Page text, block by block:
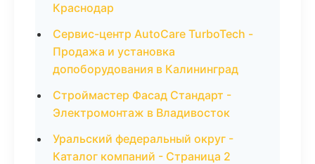
Краснодар
Сервис-центр AutoCare TurboTech -
Продажа и установка
допоборудования в Калининград
Строймастер Фасад Стандарт -
Электромонтаж в Владивосток
Уральский федеральный округ -
Каталог компаний - Страница 2